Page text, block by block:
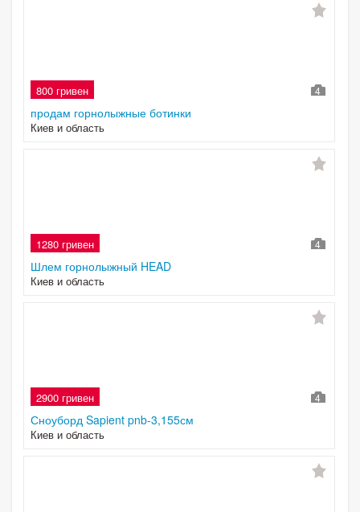
800 гривен 4
продам горнолыжные ботинки
Киев и область
1280 гривен 4
Шлем горнолыжный HEAD
Киев и область
2900 гривен 4
Сноуборд Sapient pnb-3,155см
Киев и область